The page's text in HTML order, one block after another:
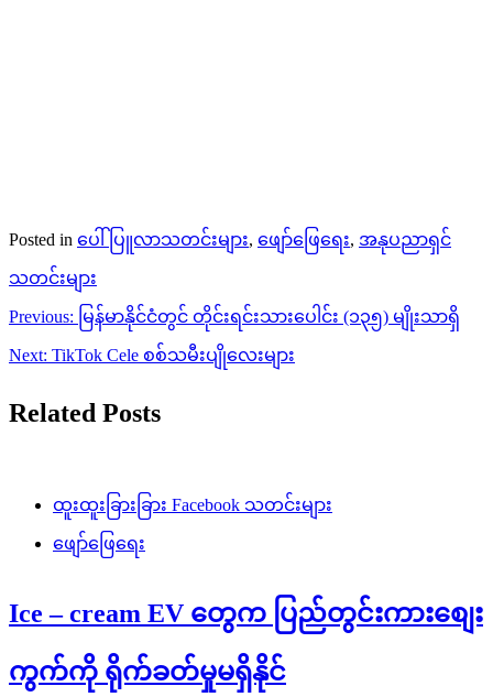
Posted in ပေါ်ပြူလာသတင်းများ, ဖျော်ဖြေရေး, အနုပညာရှင်
သတင်းများ
Post
navigation
Previous: မြန်မာနိုင်ငံတွင် တိုင်းရင်းသားပေါင်း (၁၃၅) မျိုးသာရှိ
Next: TikTok Cele စစ်သမီးပျိုလေးများ
Related Posts
ထူးထူးခြားခြား Facebook သတင်းများ
ဖျော်ဖြေရေး
Ice – cream EV တွေက ပြည်တွင်းကားစျေး
ကွက်ကို ရိုက်ခတ်မှုမရှိနိုင်